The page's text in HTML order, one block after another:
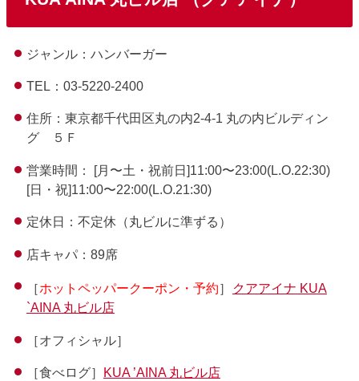
ジャンル：ハンバーガー
TEL：03-5220-2400
住所：東京都千代田区丸の内2-4-1 丸の内ビルディン
グ ５Ｆ
営業時間： [月〜土・祝前日]11:00〜23:00(L.O.22:30)
[日・祝]11:00〜22:00(L.O.21:30)
定休日：不定休（丸ビルに準ずる）
店キャパ：89席
［ホットペッパークーポン・予約］
クアアイナ KUA
`AINA 丸ビル店
［オフィシャル］
［食べログ］ KUA ’AINA 丸ビル店